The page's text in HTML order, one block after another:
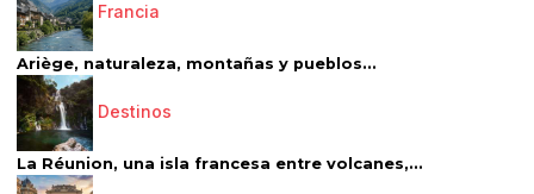
Francia
Ariège, naturaleza, montañas y pueblos...
Destinos
La Réunion, una isla francesa entre volcanes,...